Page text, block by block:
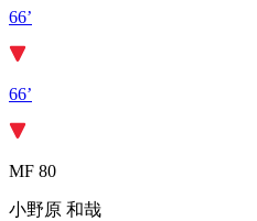
66’
66’
MF 80
小野原 和哉